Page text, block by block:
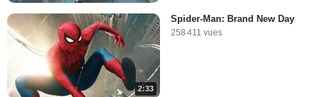
2:33
Spider-Man: Brand New Day
258 411 vues